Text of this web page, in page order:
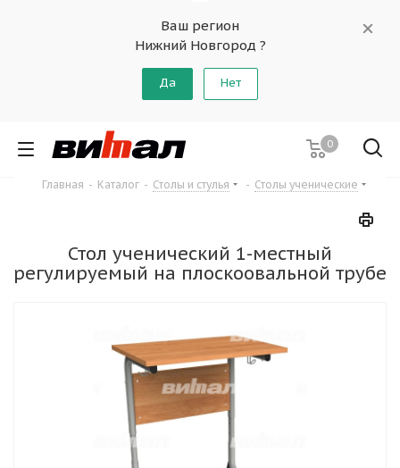
Ваш регион
Нижний Новгород ?
Да Нет
0
Главная - Каталог - Столы и стулья - Столы ученические
Стол ученический 1-местный
регулируемый на плоскоовальной трубе